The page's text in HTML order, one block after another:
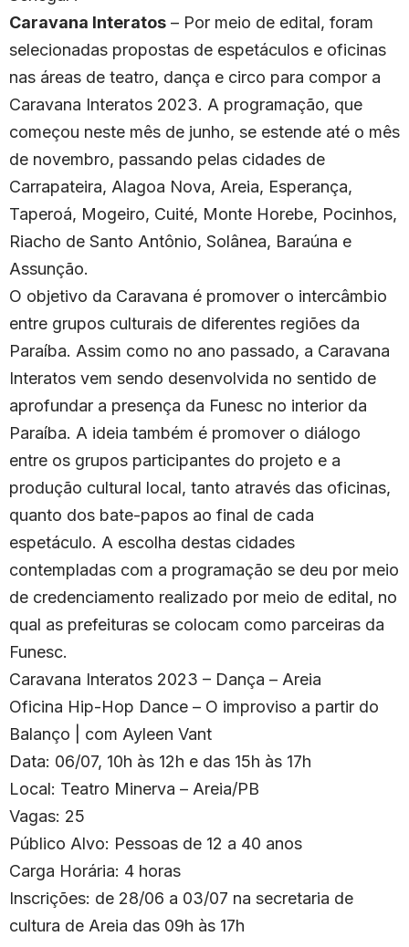
Caravana Interatos – Por meio de edital, foram
selecionadas propostas de espetáculos e oficinas
nas áreas de teatro, dança e circo para compor a
Caravana Interatos 2023. A programação, que
começou neste mês de junho, se estende até o mês
de novembro, passando pelas cidades de
Carrapateira, Alagoa Nova, Areia, Esperança,
Taperoá, Mogeiro, Cuité, Monte Horebe, Pocinhos,
Riacho de Santo Antônio, Solânea, Baraúna e
Assunção.
O objetivo da Caravana é promover o intercâmbio
entre grupos culturais de diferentes regiões da
Paraíba. Assim como no ano passado, a Caravana
Interatos vem sendo desenvolvida no sentido de
aprofundar a presença da Funesc no interior da
Paraíba. A ideia também é promover o diálogo
entre os grupos participantes do projeto e a
produção cultural local, tanto através das oficinas,
quanto dos bate-papos ao final de cada
espetáculo. A escolha destas cidades
contempladas com a programação se deu por meio
de credenciamento realizado por meio de edital, no
qual as prefeituras se colocam como parceiras da
Funesc.
Caravana Interatos 2023 – Dança – Areia
Oficina Hip-Hop Dance – O improviso a partir do
Balanço | com Ayleen Vant
Data: 06/07, 10h às 12h e das 15h às 17h
Local: Teatro Minerva – Areia/PB
Vagas: 25
Público Alvo: Pessoas de 12 a 40 anos
Carga Horária: 4 horas
Inscrições: de 28/06 a 03/07 na secretaria de
cultura de Areia das 09h às 17h